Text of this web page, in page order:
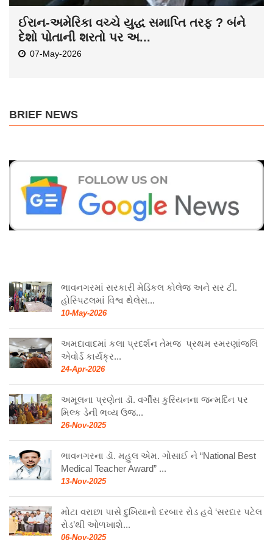
ઈરાન-અમેરિકા વચ્ચે યુદ્ધ સમાપ્તિ તરફ ? બંને
દેશો પોતાની શરતો પર અ...
07-May-2026
BRIEF NEWS
ભાવનગરમાં સરકારી મેડિકલ કોલેજ અને સર ટી.
હોસ્પિટલમાં વિશ્વ થેલેસ...
10-May-2026
અમદાવાદમાં કલા પ્રદર્શન તેમજ પ્રથમ સ્મરણાંજલિ
એવોર્ડ કાર્યક્ર...
24-Apr-2026
અમૂલના પ્રણેતા ડૉ. વર્ગીસ કુરિયનના જન્મદિન પર
મિલ્ક ડેની ભવ્ય ઉજ...
26-Nov-2025
ભાવનગરના ડૉ. મહુલ એમ. ગોસાઈ ને “National Best
Medical Teacher Award” ...
13-Nov-2025
મોટા વરાછા પાસે દુખિયાનો દરબાર રોડ હવે ‘સરદાર પટેલ
રોડ’થી ઓળખાશે...
06-Nov-2025